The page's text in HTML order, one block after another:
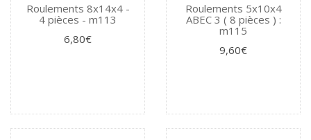
Roulements 8x14x4 -
4 pièces - m113
6,80€
Roulements 5x10x4
ABEC 3 ( 8 pièces ) :
m115
9,60€